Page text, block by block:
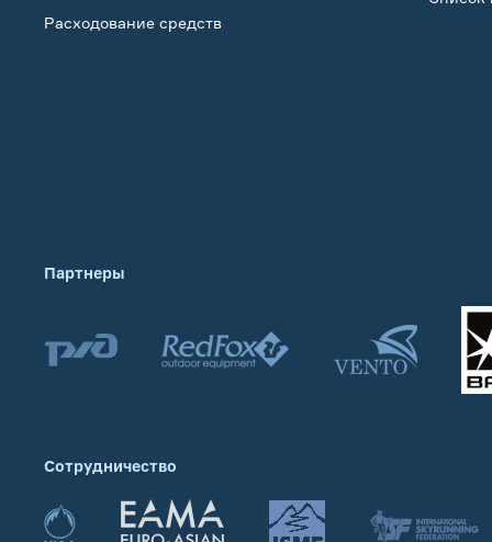
Расходование средств
Партнеры
Сотрудничество